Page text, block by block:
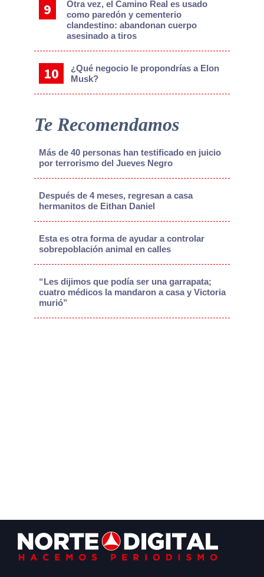
Otra vez, el Camino Real es usado
como paredón y cementerio
clandestino: abandonan cuerpo
asesinado a tiros
¿Qué negocio le propondrías a Elon
Musk?
Te Recomendamos
Más de 40 personas han testificado en juicio
por terrorismo del Jueves Negro
Después de 4 meses, regresan a casa
hermanitos de Eithan Daniel
Esta es otra forma de ayudar a controlar
sobrepoblación animal en calles
“Les dijimos que podía ser una garrapata;
cuatro médicos la mandaron a casa y Victoria
murió”
Footer